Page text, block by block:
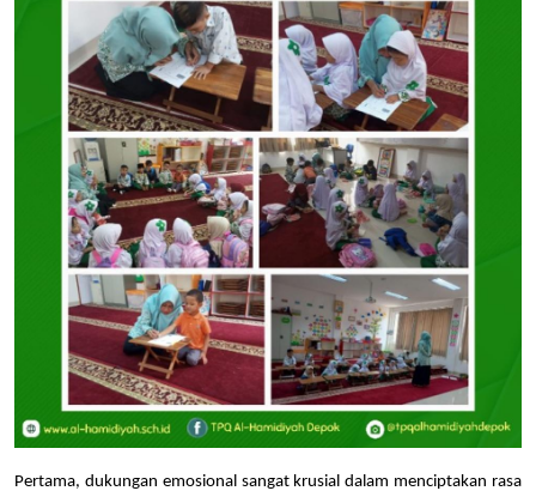
Pertama, dukungan emosional sangat krusial dalam menciptakan rasa